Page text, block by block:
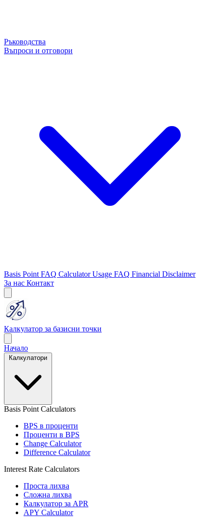
Ръководства
Въпроси и отговори
Basis Point FAQ Calculator Usage FAQ Financial Disclaimer
За нас Контакт
Калкулатор за базисни точки
Начало
Basis Point Calculators
BPS в проценти
Проценти в BPS
Change Calculator
Difference Calculator
Interest Rate Calculators
Проста лихва
Сложна лихва
Калкулатор за APR
APY Calculator